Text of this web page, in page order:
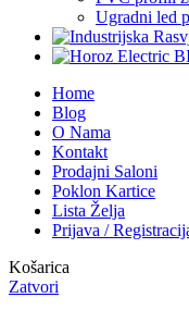
Ugradni led
Home
Blog
O Nama
Kontakt
Prodajni Saloni
Poklon Kartice
Lista Želja
Prijava /
Košarica
Zatvori